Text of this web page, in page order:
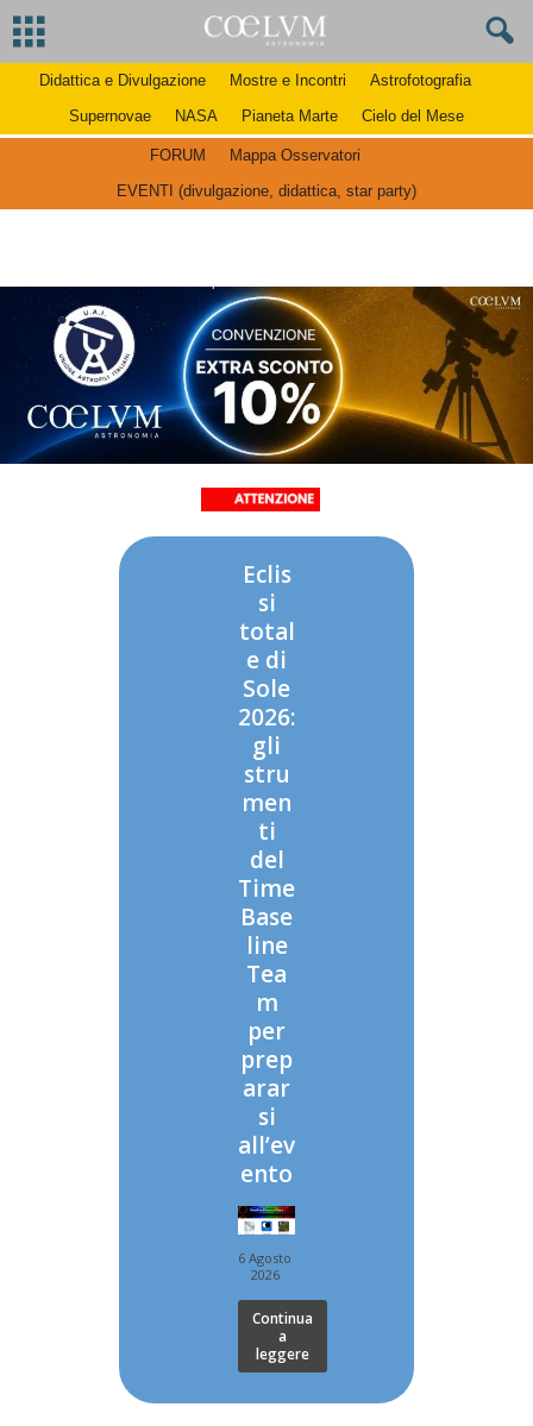
Didattica e Divulgazione Mostre e Incontri
Astrofotografia
Supernovae
NASA Pianeta Marte Cielo del Mese
FORUM
Mappa Osservatori
EVENTI (divulgazione, didattica, star party)
Eclis
si
total
e di
Sole
2026:
gli
stru
men
ti
del
Time
Base
line
Tea
m
per
prep
arar
si
all’ev
ento
6 Agosto
2026
Continua
a
leggere